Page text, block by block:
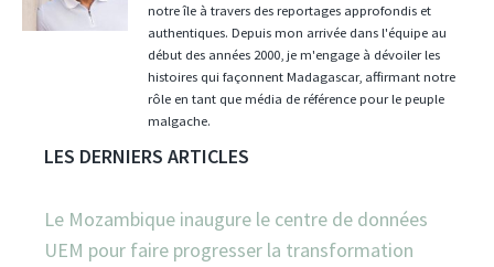
notre île à travers des reportages approfondis et
authentiques. Depuis mon arrivée dans l'équipe au
début des années 2000, je m'engage à dévoiler les
histoires qui façonnent Madagascar, affirmant notre
rôle en tant que média de référence pour le peuple
malgache.
LES DERNIERS ARTICLES
Le Mozambique inaugure le centre de données
UEM pour faire progresser la transformation